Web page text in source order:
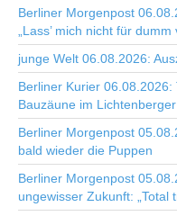
Berliner Morgenpost
„Lass’ mich nicht für
junge Welt 06.08.2026:
Berliner Kurier
Bauzäune im
Berliner Morgenpost
bald wieder die Puppen
Berliner Morgenpost
ungewisser Zukunft: „Total